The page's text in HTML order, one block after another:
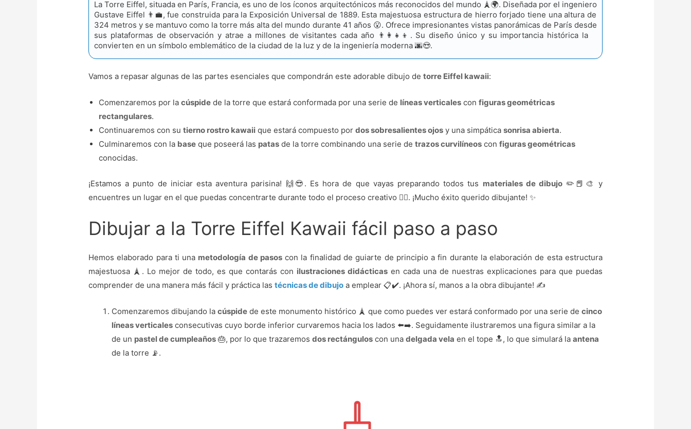
La Torre Eiffel, situada en París, Francia, es uno de los íconos arquitectónicos más reconocidos del mundo 🗼🌍. Diseñada por el ingeniero
Gustave Eiffel 👨‍💼, fue construida para la Exposición Universal de 1889. Esta majestuosa estructura de hierro forjado tiene una altura de
324 metros y se mantuvo como la torre más alta del mundo durante 41 años 😮. Ofrece impresionantes vistas panorámicas de París desde
sus plataformas de observación y atrae a millones de visitantes cada año 👨‍👩‍👧‍👦. Su diseño único y su importancia histórica la
convierten en un símbolo emblemático de la ciudad de la luz y de la ingeniería moderna 🌆😍.
Vamos a repasar algunas de las partes esenciales que compondrán este adorable dibujo detorre Eiffel kawaii:
Comenzaremos por lacúspide de la torre que estará conformada por una serie de líneas verticales configuras geométricas
rectangulares.
Continuaremos con sutierno rostro kawaii que estará compuesto pordos sobresalientes ojos y una simpáticasonrisa abierta.
Culminaremos con la base que poseerá las patas de la torre combinando una serie detrazos curvilíneos configuras geométricas
conocidas.
¡Estamos a punto de iniciar esta aventura parisina! 🙌😎. Es hora de que vayas preparando todos tus materiales de dibujo ✏️📕🎨 y
encuentres un lugar en el que puedas concentrarte durante todo el proceso creativo 🙇‍♀️. ¡Mucho éxito querido dibujante! ✨
Dibujar a la Torre Eiffel Kawaii fácil paso a paso
Hemos elaborado para ti una metodología de pasoscon la finalidad de guiarte de principio a fin durante la elaboración de esta estructura
majestuosa 🗼. Lo mejor de todo, es que contarás con ilustraciones didácticas en cada una de nuestras explicaciones para que puedas
comprender de una manera más fácil y práctica lastécnicas de dibujo a emplear 📋✔️. ¡Ahora sí, manos a la obra dibujante! ✍️
Comenzaremos dibujando lacúspide de este monumento histórico 🗼 que como puedes ver estará conformado por una serie decinco
líneas verticales consecutivas cuyo borde inferior curvaremos hacia los lados ⬅️➡️. Seguidamente ilustraremos una figura similar a la
de un pastel de cumpleaños 🎂, por lo que trazaremosdos rectángulos con unadelgada vela en el tope 🔝, lo que simulará laantena
de la torre 📡.